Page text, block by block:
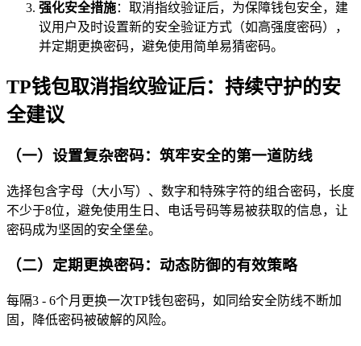
强化安全措施：取消指纹验证后，为保障钱包安全，建
议用户及时设置新的安全验证方式（如高强度密码），
并定期更换密码，避免使用简单易猜密码。
TP钱包取消指纹验证后：持续守护的安
全建议
（一）设置复杂密码：筑牢安全的第一道防线
选择包含字母（大小写）、数字和特殊字符的组合密码，长度
不少于8位，避免使用生日、电话号码等易被获取的信息，让
密码成为坚固的安全堡垒。
（二）定期更换密码：动态防御的有效策略
每隔3 - 6个月更换一次TP钱包密码，如同给安全防线不断加
固，降低密码被破解的风险。